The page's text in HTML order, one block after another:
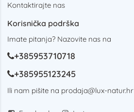
Kontaktirajte nas
Korisnička podrška
Imate pitanja? Nazovite nas na
+385953710718
+385955123245
Ili nam pišite na prodaja@lux-natur.hr